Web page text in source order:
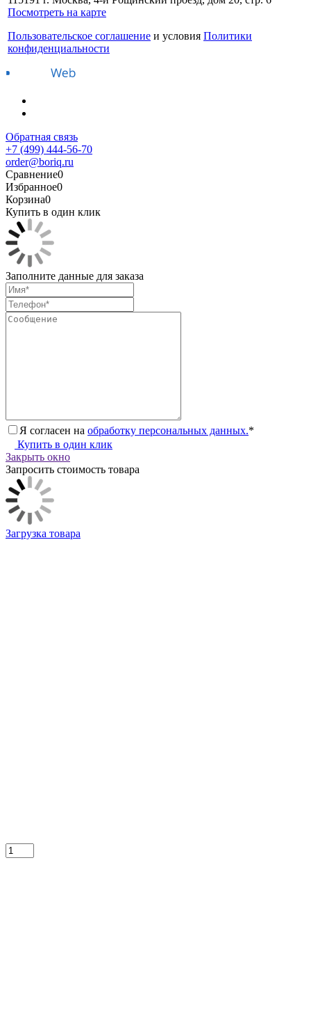
Посмотреть на карте
Пользовательское соглашение и условия Политики
конфиденциальности
Обратная связь
+7 (499) 444-56-70
order@boriq.ru
Сравнение0
Избранное0
Корзина0
Купить в один клик
Заполните данные для заказа
Я согласен на обработку персональных данных.*
Купить в один клик
Закрыть окно
Запросить стоимость товара
Загрузка товара